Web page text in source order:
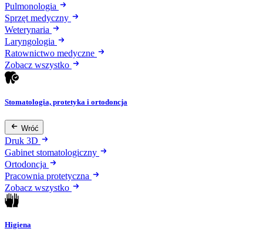
Pulmonologia
Sprzęt medyczny
Weterynaria
Laryngologia
Ratownictwo medyczne
Zobacz wszystko
Stomatologia, protetyka i ortodoncja
Wróć
Druk 3D
Gabinet stomatologiczny
Ortodoncja
Pracownia protetyczna
Zobacz wszystko
Higiena